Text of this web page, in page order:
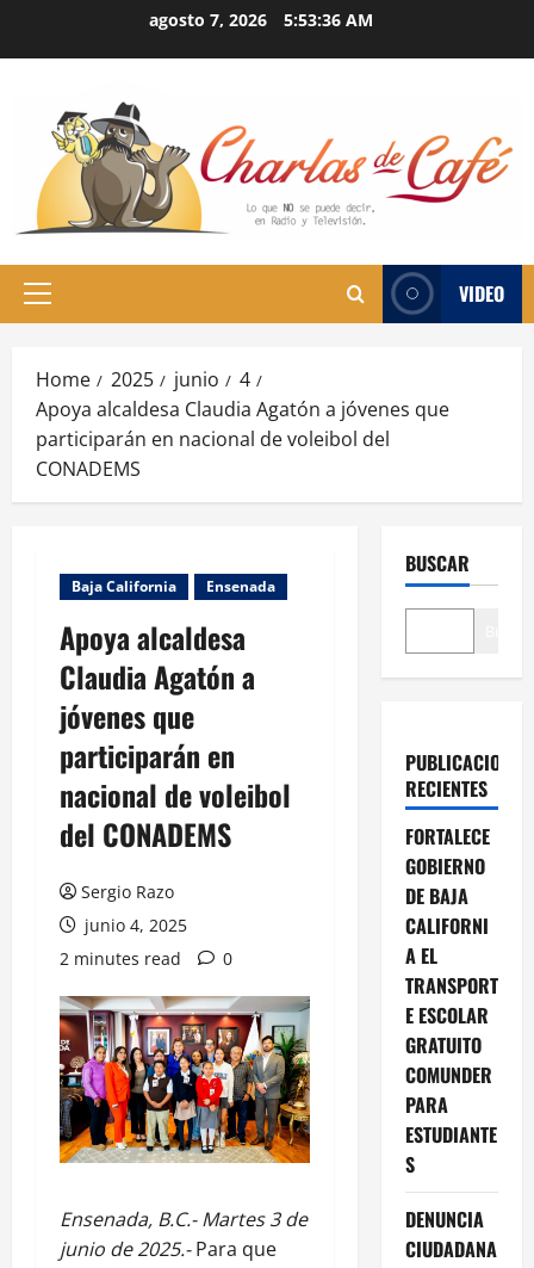
agosto 7, 2026 5:53:37 AM
Primary
VIDEO
Home 2025 junio
4
Apoya alcaldesa Claudia Agatón a jóvenes que
participarán en nacional de voleibol del
CONADEMS
Baja California Ensenada
Apoya alcaldesa
Claudia Agatón a
jóvenes que
participarán en
nacional de voleibol
del CONADEMS
Sergio Razo
junio 4, 2025
2 minutes read
0
Ensenada, B.C.- Martes 3 de
junio de 2025.-Para que
BUSCAR
PUBLICACIONES
RECIENTES
FORTALECE
GOBIERNO
DE BAJA
CALIFORNI
A EL
TRANSPORT
E ESCOLAR
GRATUITO
COMUNDER
PARA
ESTUDIANTE
S
DENUNCIA
CIUDADANA